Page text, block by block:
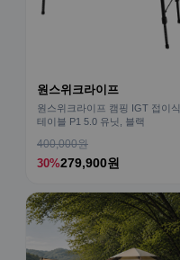
원스위크라이프
원스위크라이프 캠핑 IGT 접이식
테이블 P1 5.0 유닛, 블랙
400,000원
30%279,900원